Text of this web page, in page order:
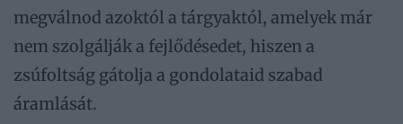
megválnod azoktól a tárgyaktól, amelyek már
nem szolgálják a fejlődésedet, hiszen a
zsúfoltság gátolja a gondolataid szabad
áramlását.